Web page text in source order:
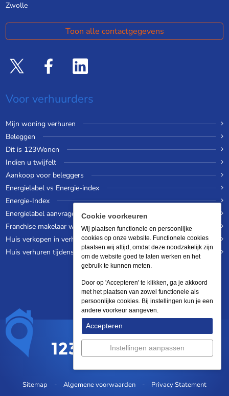
Zwolle
Toon alle contactgegevens
Voor verhuurders
Mijn woning verhuren
Beleggen
Dit is 123Wonen
Indien u twijfelt
Aankoop voor beleggers
Energielabel vs Energie-index
Energie-Index
Energielabel aanvragen
Franchise makelaar worden
Huis verkopen in verhuurde staat
Huis verhuren tijdens een wereldreis
Sitemap Algemene voorwaarden Privacy Statement
Cookie voorkeuren
Wij plaatsen functionele en persoonlijke
cookies op onze website. Functionele cookies
plaatsen wij altijd, omdat deze noodzakelijk zijn
om de website goed te laten werken en het
gebruik te kunnen meten.
Door op 'Accepteren' te klikken, ga je akkoord
met het plaatsen van zowel functionele als
persoonlijke cookies. Bij instellingen kun je een
andere voorkeur aangeven.
Accepteren
Instellingen aanpassen